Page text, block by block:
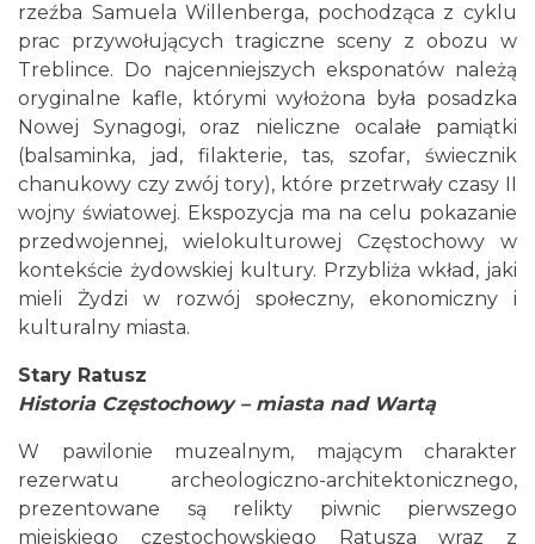
rzeźba Samuela Willenberga, pochodząca z cyklu
prac przywołujących tragiczne sceny z obozu w
Treblince. Do najcenniejszych eksponatów należą
oryginalne kafle, którymi wyłożona była posadzka
Nowej Synagogi, oraz nieliczne ocalałe pamiątki
(balsaminka, jad, filakterie, tas, szofar, świecznik
chanukowy czy zwój tory), które przetrwały czasy II
wojny światowej. Ekspozycja ma na celu pokazanie
przedwojennej, wielokulturowej Częstochowy w
kontekście żydowskiej kultury. Przybliża wkład, jaki
mieli Żydzi w rozwój społeczny, ekonomiczny i
kulturalny miasta.
Stary Ratusz
Historia Częstochowy – miasta nad Wartą
W pawilonie muzealnym, mającym charakter
rezerwatu archeologiczno-architektonicznego,
prezentowane są relikty piwnic pierwszego
miejskiego częstochowskiego Ratusza wraz z